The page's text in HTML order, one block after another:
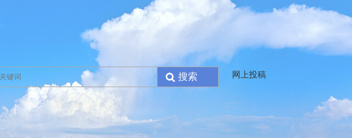
网上投稿